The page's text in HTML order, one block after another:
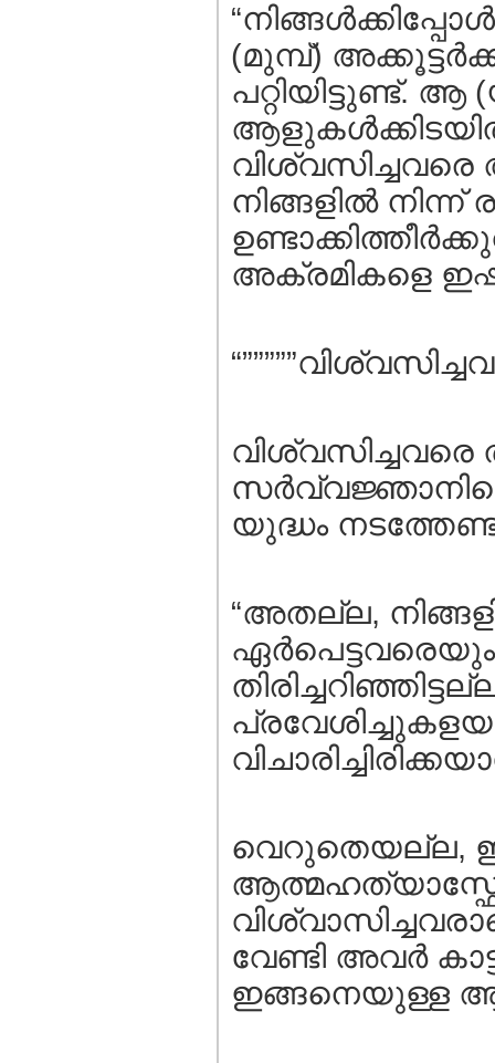
(മുമ്പ്‌)
പറ്റിയിട്ടുണ്ട്‌.
ആളുകള്‍ക്കിടയില്‍
നിങ്ങളില്‍
അക്രമികളെ
വിശ്വസിച്ചവരെ
യുദ്ധം
“അതല്ല,
വെറുതെയല്ല,
വേണ്ടി അവര്‍
ഇങ്ങനെയുള്ള